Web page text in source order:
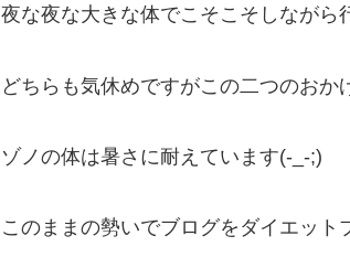
夜な夜な大きな体でこそこそしながら
どちらも気休めですがこの二つのおか
ゾノの体は暑さに耐えています(-_-;)
このままの勢いでブログをダイエット